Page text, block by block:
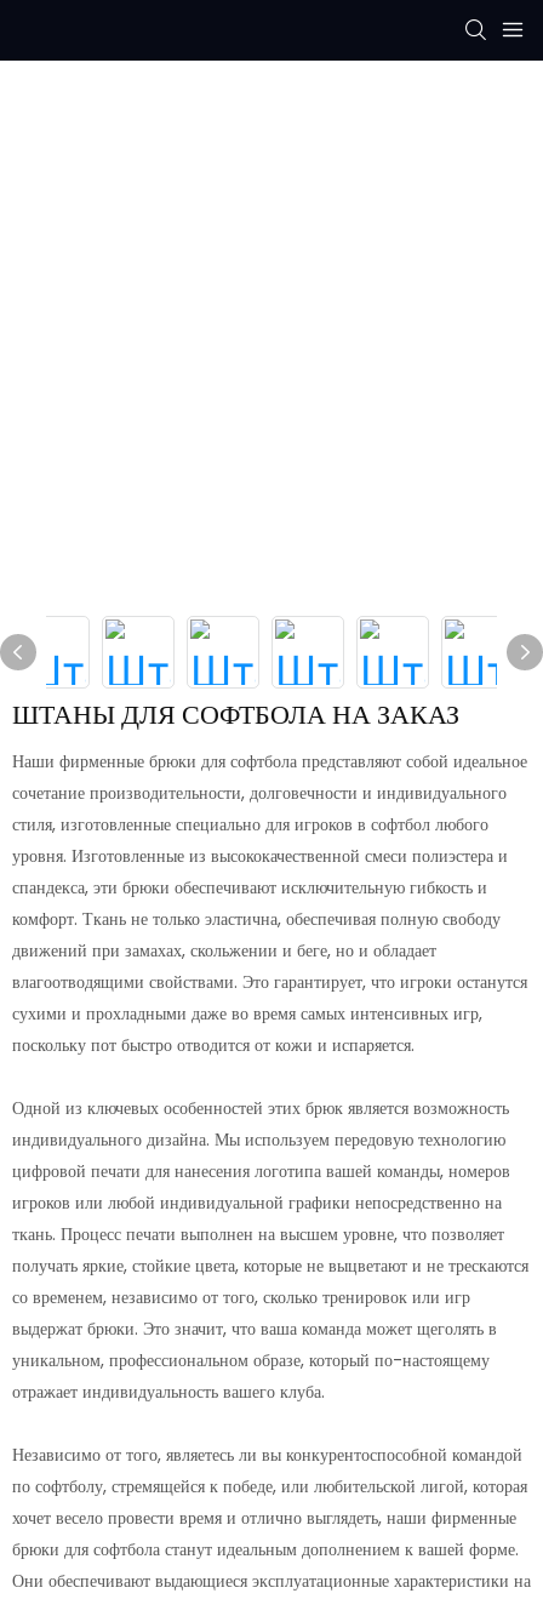
ШТАНЫ ДЛЯ СОФТБОЛА НА ЗАКАЗ
Наши фирменные брюки для софтбола представляют собой идеальное
сочетание производительности, долговечности и индивидуального
стиля, изготовленные специально для игроков в софтбол любого
уровня. Изготовленные из высококачественной смеси полиэстера и
спандекса, эти брюки обеспечивают исключительную гибкость и
комфорт. Ткань не только эластична, обеспечивая полную свободу
движений при замахах, скольжении и беге, но и обладает
влагоотводящими свойствами. Это гарантирует, что игроки останутся
сухими и прохладными даже во время самых интенсивных игр,
поскольку пот быстро отводится от кожи и испаряется.
Одной из ключевых особенностей этих брюк является возможность
индивидуального дизайна. Мы используем передовую технологию
цифровой печати для нанесения логотипа вашей команды, номеров
игроков или любой индивидуальной графики непосредственно на
ткань. Процесс печати выполнен на высшем уровне, что позволяет
получать яркие, стойкие цвета, которые не выцветают и не трескаются
со временем, независимо от того, сколько тренировок или игр
выдержат брюки. Это значит, что ваша команда может щеголять в
уникальном, профессиональном образе, который по-настоящему
отражает индивидуальность вашего клуба.
Независимо от того, являетесь ли вы конкурентоспособной командой
по софтболу, стремящейся к победе, или любительской лигой, которая
хочет весело провести время и отлично выглядеть, наши фирменные
брюки для софтбола станут идеальным дополнением к вашей форме.
Они обеспечивают выдающиеся эксплуатационные характеристики на